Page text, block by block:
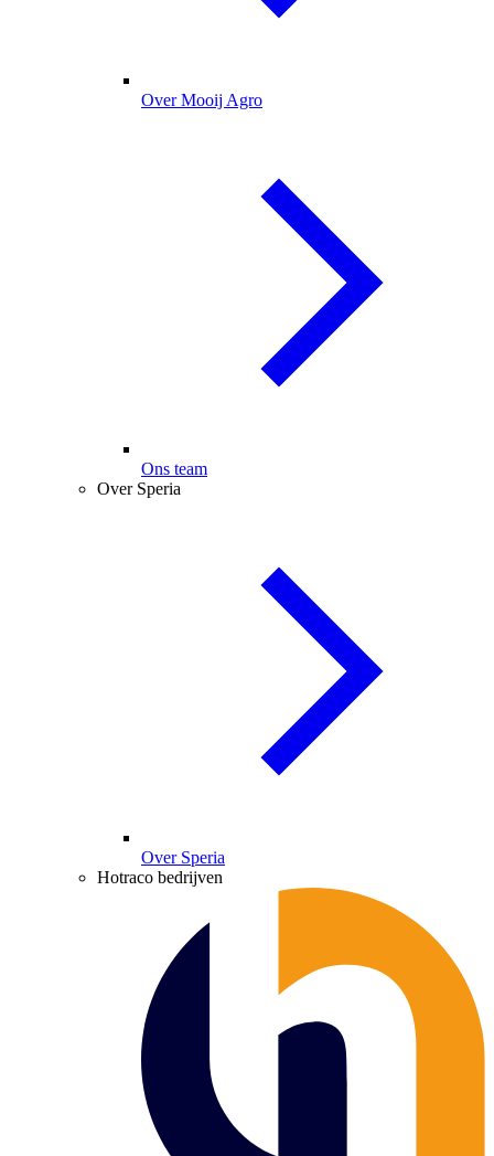
Over Mooij Agro
Ons team
Over Speria
Over Speria
Hotraco bedrijven